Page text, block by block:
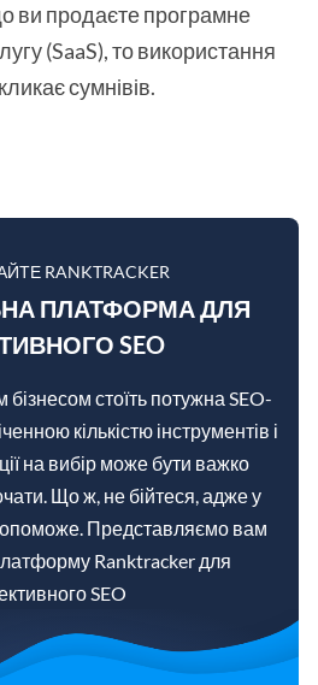
ви продаєте програмне
(SaaS), то використання
сумнівів.
RANKTRACKER
ПЛАТФОРМА ДЛЯ
SEO
стоїть потужна SEO-
кількістю інструментів і
на вибір може бути важко
Що ж, не бійтеся, адже у
Представляємо вам
Ranktracker для
SEO